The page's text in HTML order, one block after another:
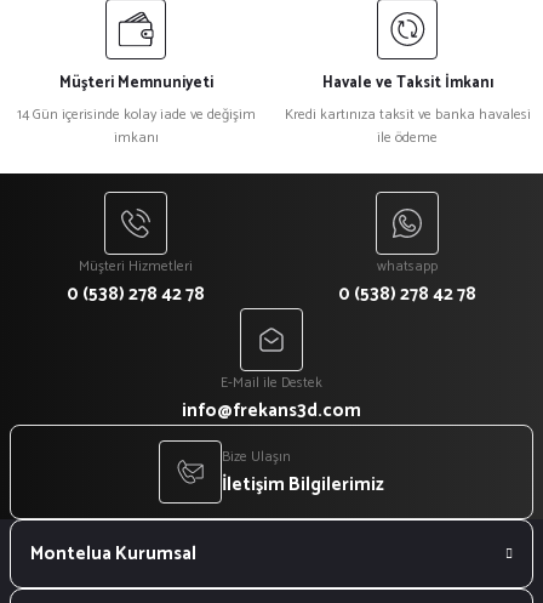
Müşteri Memnuniyeti
14 Gün içerisinde kolay iade ve değişim
imkanı
Havale ve Taksit İmkanı
Kredi kartınıza taksit ve banka havalesi
ile ödeme
Müşteri Hizmetleri
0 (538) 278 42 78
whatsapp
0 (538) 278 42 78
E-Mail ile Destek
info@frekans3d.com
Bize Ulaşın
İletişim Bilgilerimiz
Montelua Kurumsal